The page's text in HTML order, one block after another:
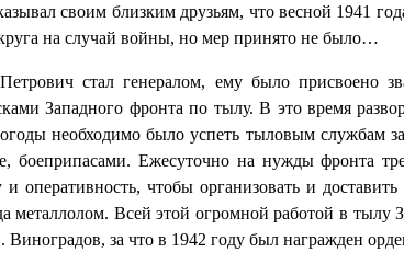
своим близким друзьям, что весной 1941
на случай войны, но мер принято не было…
стал генералом, ему было присвоено
Западного фронта по тылу. В это время
необходимо было успеть тыловым службам
Ежесуточно на нужды фронта
оперативность, чтобы организовать и
металлолом. Всей этой огромной работой в
за что в 1942 году был награжден